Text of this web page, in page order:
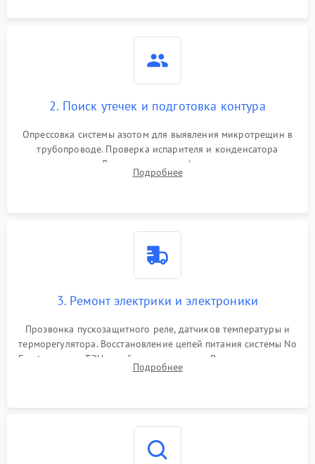
1800 ₽
2. Поиск утечек и подготовка контура
Опрессовка системы азотом для выявления микротрещин в
трубопроводе. Проверка испарителя и конденсатора
течеискателем. Демонтаж старого фильтра-осушителя и
продувка капиллярной трубки для устранения засоров.
Подробнее
3. Ремонт электрики и электроники
Прозвонка пускозащитного реле, датчиков температуры и
терморегулятора. Восстановление цепей питания системы No
Frost, включая ТЭН оттайки и вентилятор. Ремонт или замена
платы управления при сбоях алгоритмов.
Подробнее